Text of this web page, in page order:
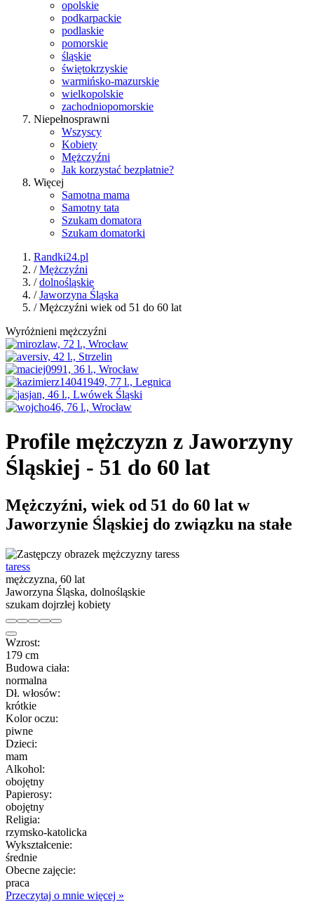
opolskie
podkarpackie
podlaskie
pomorskie
śląskie
świętokrzyskie
warmińsko-mazurskie
wielkopolskie
zachodniopomorskie
Niepełnosprawni
Wszyscy
Kobiety
Mężczyźni
Jak korzystać bezpłatnie?
Więcej
Samotna mama
Samotny tata
Szukam domatora
Szukam domatorki
Randki24.pl
/Mężczyźni
/dolnośląskie
/Jaworzyna Śląska
/ Mężczyźni wiek od 51 do 60 lat
Wyróżnieni mężczyźni
Profile mężczyzn z Jaworzyny
Śląskiej - 51 do 60 lat
Mężczyźni, wiek od 51 do 60 lat w
Jaworzynie Śląskiej do związku na stałe
taress
mężczyzna, 60 lat
Jaworzyna Śląska, dolnośląskie
szukam dojrzłej kobiety
Wzrost:
179 cm
Budowa ciała:
normalna
Dł. włosów:
krótkie
Kolor oczu:
piwne
Dzieci:
mam
Alkohol:
obojętny
Papierosy:
obojętny
Religia:
rzymsko-katolicka
Wykształcenie:
średnie
Obecne zajęcie:
praca
Przeczytaj o mnie więcej »